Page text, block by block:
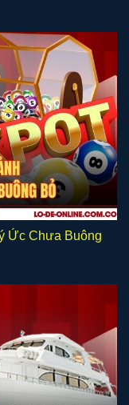
Ức Chưa Buông